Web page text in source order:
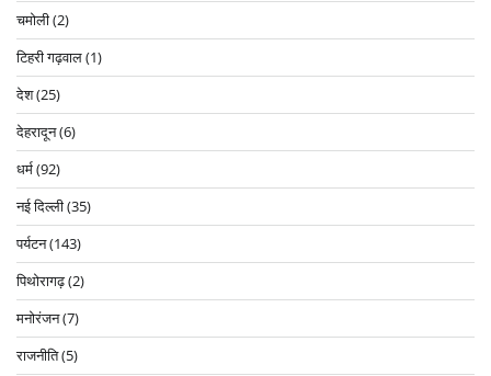
चमोली(2)
टिहरी गढ़वाल(1)
देश(25)
देहरादून(6)
धर्म(92)
नई दिल्ली(35)
पर्यटन(143)
पिथोरागढ़(2)
मनोरंजन(7)
राजनीति(5)